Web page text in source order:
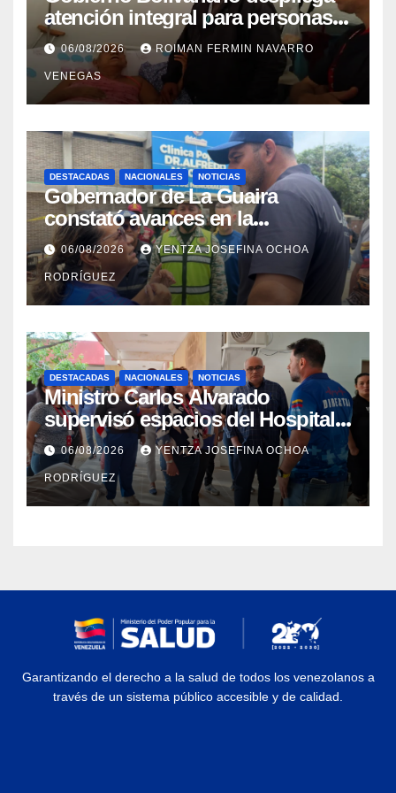
atención integral para personas
con discapacidad en
campamentos de La Guaira
06/08/2026 ROIMAN FERMIN NAVARRO
VENEGAS
DESTACADAS NACIONALES NOTICIAS
Gobernador de La Guaira
constató avances en la
rehabilitación del Hospitalito de
Catia la Mar
06/08/2026 YENTZA JOSEFINA OCHOA
RODRÍGUEZ
DESTACADAS NACIONALES NOTICIAS
Ministro Carlos Alvarado
supervisó espacios del Hospital
Dermatológico Dr. Martín Vegas
en La Guaira
06/08/2026 YENTZA JOSEFINA OCHOA
RODRÍGUEZ
Garantizando el derecho a la salud de todos los venezolanos a
través de un sistema público accesible y de calidad.